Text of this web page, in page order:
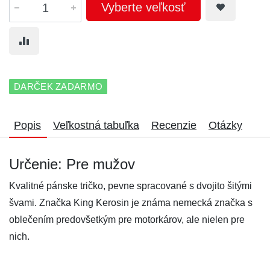
Vyberte veľkosť
DARČEK ZADARMO
Popis Veľkostná tabuľka Recenzie Otázky
Určenie: Pre mužov
Kvalitné pánske tričko, pevne spracované s dvojito šitými
švami. Značka King Kerosin je známa nemecká značka s
oblečením predovšetkým pre motorkárov, ale nielen pre
nich.